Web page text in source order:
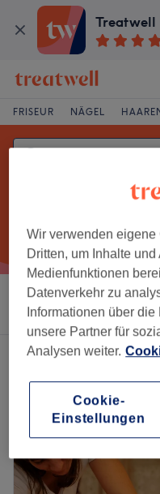
Treatwell
FRISEUR NÄGEL
Sortieren nach
Ein Salon, der anbietet:
Wir verwenden
Dritten, um Inhalte
Medienfunktionen
Datenverkehr zu
Informationen über
unsere Partner für
Analysen weiter.
Cookie-
Einstellungen